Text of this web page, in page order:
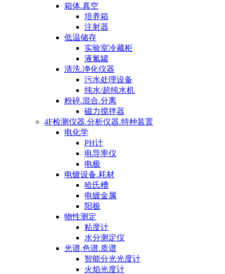
箱体.真空
培养箱
注射器
低温储存
实验室冷藏柜
液氮罐
清洗.净化仪器
污水处理设备
纯水/超纯水机
粉碎.混合.分离
磁力搅拌器
4F检测仪器.分析仪器.特种装置
电化学
PH计
电导率仪
电极
电镀设备.耗材
哈氏槽
电镀金属
阳极
物性测定
粘度计
水分测定仪
光谱.色谱.质谱
智能分光光度计
火焰光度计